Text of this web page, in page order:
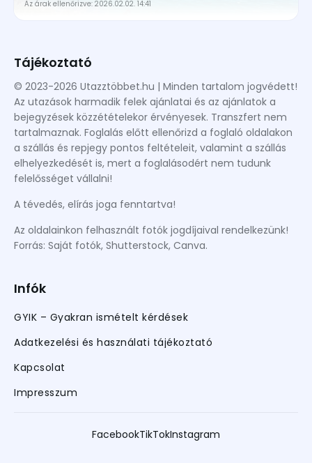
Izland
Lengyelország
Lettország
Litvánia
Magyarország
Málta
Montenegro
Norvégia
Portugália
Románia
Spanyolország
Svájc
Az árak ellenőrizve: 2026.02.02. 14:41
Tájékoztató
© 2023-2026 Utazztöbbet.hu | Minden tartalom jogvédett!
Az utazások harmadik felek ajánlatai és az ajánlatok a
bejegyzések közzétételekor érvényesek. Transzfert nem
tartalmaznak. Foglalás előtt ellenőrizd a foglaló oldalakon
a szállás és repjegy pontos feltételeit, valamint a szállás
elhelyezkedését is, mert a foglalásodért nem tudunk
felelősséget vállalni!
A tévedés, elírás joga fenntartva!
Az oldalainkon felhasznált fotók jogdíjaival rendelkezünk!
Forrás: Saját fotók, Shutterstock, Canva.
Infók
GYIK – Gyakran ismételt kérdések
Adatkezelési és használati tájékoztató
Kapcsolat
Impresszum
FacebookTikTokInstagram